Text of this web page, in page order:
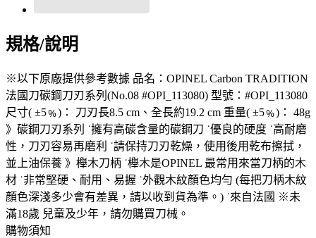
規格/說明
※以下原廠提供參考數據 品名：OPINEL Carbon TRADITION
法國刀碳鋼刀刃系列(No.08 #OPI_113080) 型號：#OPI_113080
尺寸( ±5﹪)： 刀刃長8.5 cm、全長約19.2 cm 重量( ±5﹪)： 48g
》碳鋼刀刃系列 ˙擁有高碳含量的碳鋼刀 ˙優良的硬度 ˙高耐磨
性，刀刃容易再磨利 ˙請保持刀刃乾燥，使用後用乾布擦拭，
並上油保養 》櫸木刀柄 ˙櫸木是OPINEL 最常用來當刀柄的木
材 ˙非常堅硬、耐用、易握 ˙外觀木紋顏色均勻 (每把刀柄木紋
顏色深淺多少會有差異，請以收到貨為準。) ˙來自法國 ※未
滿18歲 兒童及少年，請勿購買刀械。
購物須知